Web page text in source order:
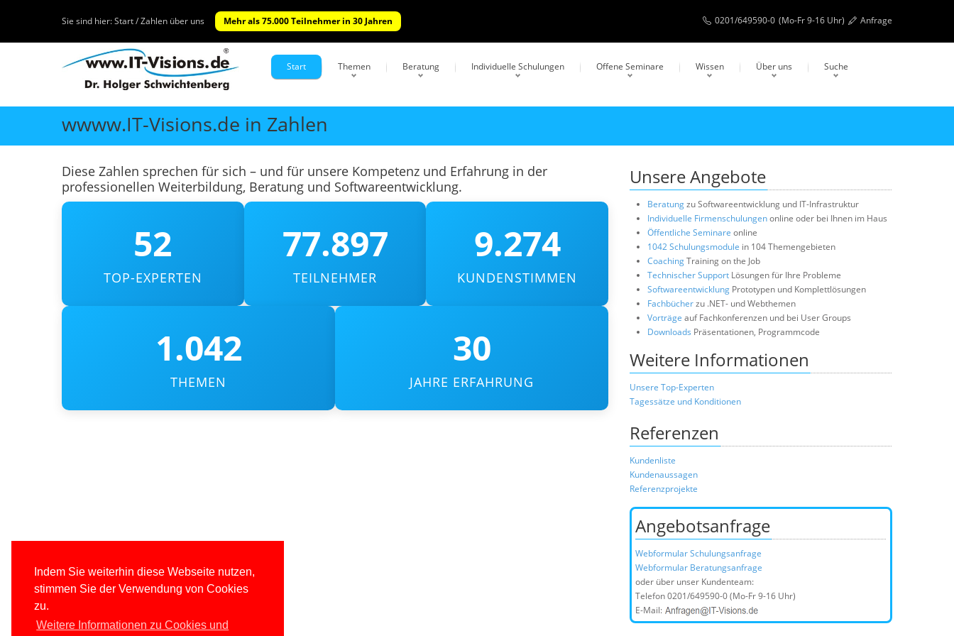
Indem Sie weiterhin diese Webseite nutzen,
stimmen Sie der Verwendung von Cookies
zu.
Weitere Informationen zu Cookies und
Sie sind hier:Start / Zahlen über uns Mehr als 75.000 Teilnehmer in 30 Jahren 0201/649590-0 (Mo-Fr 9-16 Uhr) Anfrage
Start Themen Beratung Individuelle Schulungen Offene Seminare Wissen Über uns Suche
wwww.IT-Visions.de in Zahlen
Diese Zahlen sprechen für sich – und für unsere Kompetenz und Erfahrung in der
professionellen Weiterbildung, Beratung und Softwareentwicklung.
52
TOP-EXPERTEN
77.897
TEILNEHMER
9.274
KUNDENSTIMMEN
1.042
THEMEN
30
JAHRE ERFAHRUNG
Unsere Angebote
Beratungzu Softwareentwicklung und IT-Infrastruktur
Individuelle Firmenschulungenonline oder bei Ihnen im Haus
Öffentliche Seminare online
1042 Schulungsmodule in 104 Themengebieten
CoachingTraining on the Job
Technischer Support Lösungen für Ihre Probleme
Softwareentwicklung Prototypen und Komplettlösungen
Fachbücherzu .NET- und Webthemen
Vorträge auf Fachkonferenzen und bei User Groups
Downloads Präsentationen, Programmcode
Weitere Informationen
Unsere Top-Experten
Tagessätze und Konditionen
Referenzen
Kundenliste
Kundenaussagen
Referenzprojekte
Angebotsanfrage
Webformular Schulungsanfrage
Webformular Beratungsanfrage
oder über unser Kundenteam:
Telefon0201/649590-0(Mo-Fr 9-16 Uhr)
E-Mail: